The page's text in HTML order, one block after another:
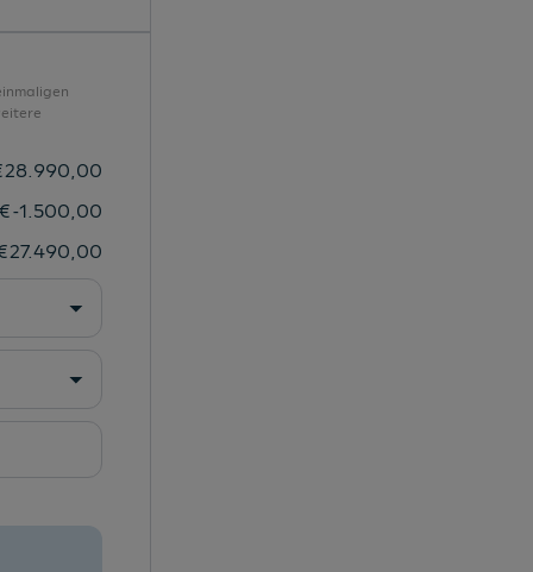
Seitenfenster ab B-Säule abgedunkelt
Sitzbezug und Türverkleidung in Stoff
Sitzheizung vorne
Sonnenblenden mit Make-up-Spiegel
Spurhalteassistent
28.990,00
-1.500,00
27.490,00